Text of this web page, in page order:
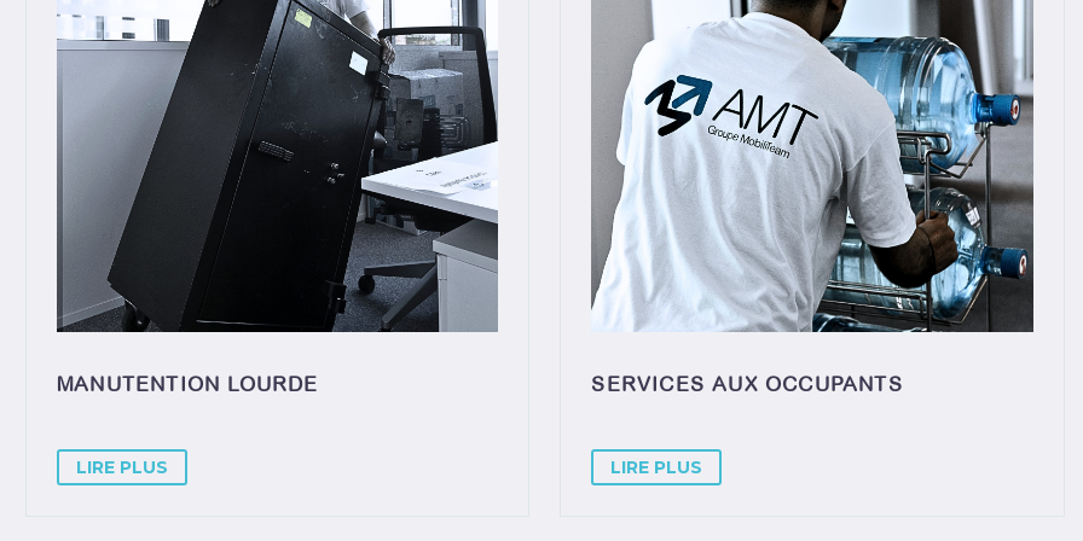
MANUTENTION LOURDE
LIRE PLUS
SERVICES AUX OCCUPANTS
LIRE PLUS